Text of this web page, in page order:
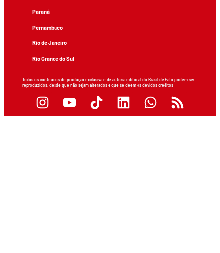
Paraná
Pernambuco
Rio de Janeiro
Rio Grande do Sul
Todos os conteúdos de produção exclusiva e de autoria editorial do Brasil de Fato podem ser
reproduzidos, desde que não sejam alterados e que se deem os devidos créditos.